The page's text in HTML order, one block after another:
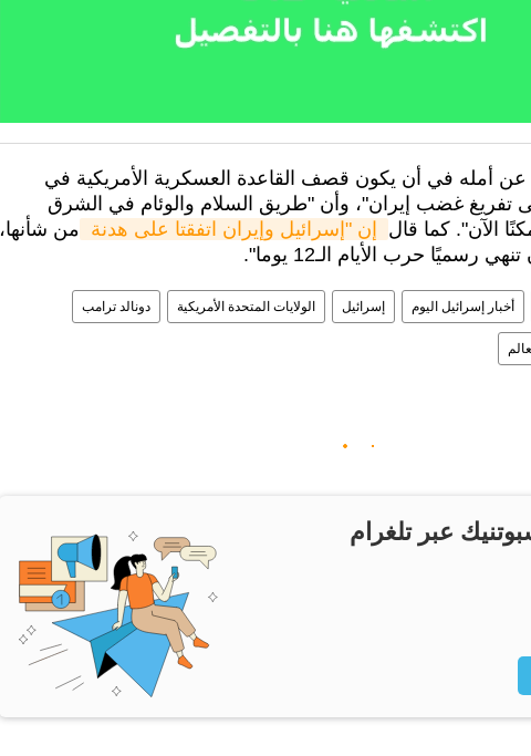
أمله في أن يكون قصف القاعدة العسكرية الأمريكية في
تفريغ غضب إيران"، وأن "طريق السلام والوئام في الشرق
الآن". كما قال
إن "إسرائيل وإيران اتفقتا على هدنة من شأنها،
أخبار إسرائيل اليوم إسرائيل الولايات المتحدة الأمريكية دونالد ترامب
عبر تلغرام